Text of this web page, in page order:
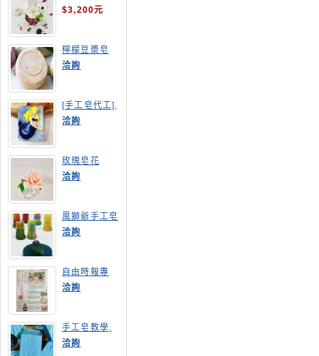
學
$3,200元
檸檬豆漿皂
(溫潤手感皂)
洽詢
[手工皂代工],
美人魚手工皂
洽詢
玫瑰皂花
洽詢
風獅爺手工皂
洽詢
自由時報專
訪,手工皂達
人陳德昇老師
洽詢
手工皂教學,
手工皂當月課
程,渲染皂
洽詢